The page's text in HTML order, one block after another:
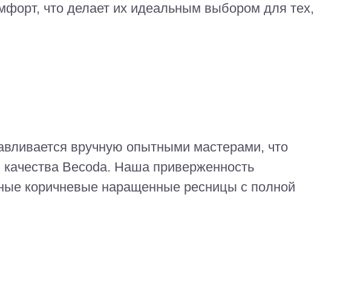
что делает их идеальным выбором для тех,
вручную опытными мастерами, что
качества Becoda. Наша приверженность
коричневые наращенные ресницы с полной